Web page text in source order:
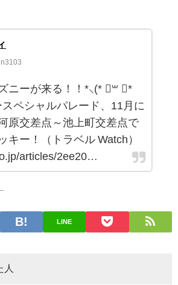
ニーが来る！！*⸜(* ॑꒳ ॑*
ペシャルパレード、11月に
原交差点～池上町交差点で
キー！（トラベル Watch）
articles/2ee20…
LINE
人